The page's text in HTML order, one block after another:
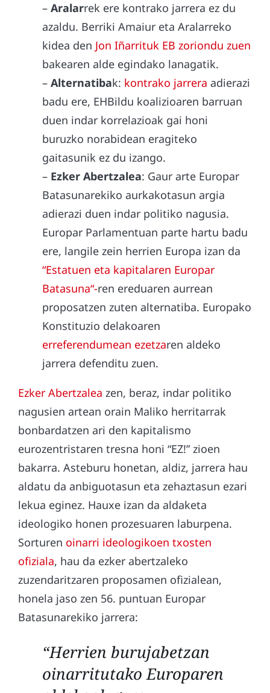
– Aralarrek ere kontrako jarrera ez du
azaldu. Berriki Amaiur eta Aralarreko
kidea den Jon Iñarrituk EB zoriondu zuen
bakearen alde egindako lanagatik.
– Alternatibak: kontrako jarrera adierazi
badu ere, EHBildu koalizioaren barruan
duen indar korrelazioak gai honi
buruzko norabidean eragiteko
gaitasunik ez du izango.
– Ezker Abertzalea: Gaur arte Europar
Batasunarekiko aurkakotasun argia
adierazi duen indar politiko nagusia.
Europar Parlamentuan parte hartu badu
ere, langile zein herrien Europa izan da
“Estatuen eta kapitalaren Europar
Batasuna“-ren ereduaren aurrean
proposatzen zuten alternatiba. Europako
Konstituzio delakoaren
erreferendumean ezetzaren aldeko
jarrera defenditu zuen.
Ezker Abertzalea zen, beraz, indar politiko
nagusien artean orain Maliko herritarrak
bonbardatzen ari den kapitalismo
eurozentristaren tresna honi “EZ!” zioen
bakarra. Asteburu honetan, aldiz, jarrera hau
aldatu da anbiguotasun eta zehaztasun ezari
lekua eginez. Hauxe izan da aldaketa
ideologiko honen prozesuaren laburpena.
Sorturen oinarri ideologikoen txosten
ofiziala, hau da ezker abertzaleko
zuzendaritzaren proposamen ofizialean,
honela jaso zen 56. puntuan Europar
Batasunarekiko jarrera:
“Herrien burujabetzan
oinarritutako Europaren